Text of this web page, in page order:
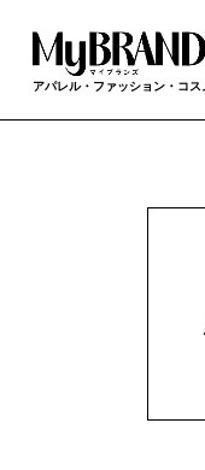
アパレル・ファッション・コ